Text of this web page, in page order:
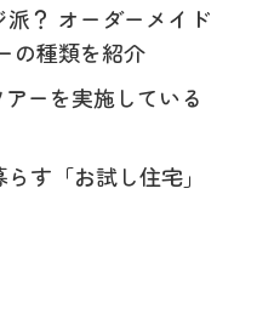
？ オーダーメイド
の種類を紹介
アーを実施している
す「お試し住宅」